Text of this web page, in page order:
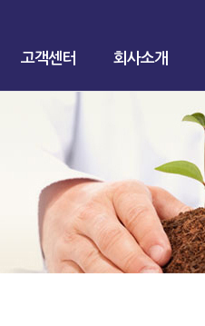
고객센터 회사소개